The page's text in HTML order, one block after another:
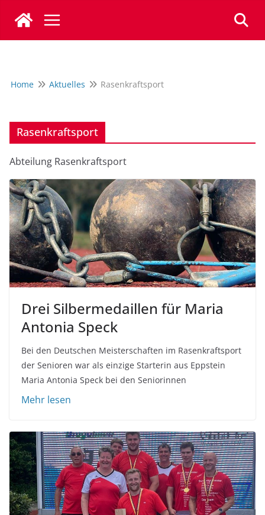
Inhalt
springen
Home Aktuelles Rasenkraftsport
Rasenkraftsport
Abteilung Rasenkraftsport
Drei Silbermedaillen für Maria
Antonia Speck
Bei den Deutschen Meisterschaften im Rasenkraftsport
der Senioren war als einzige Starterin aus Eppstein
Maria Antonia Speck bei den Seniorinnen